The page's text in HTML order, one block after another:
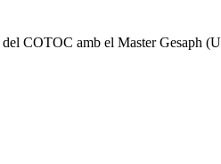
COTOC amb el Master Gesaph